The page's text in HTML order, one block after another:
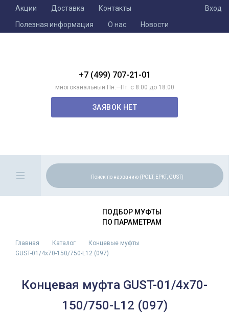
Акции Доставка
Контакты
Полезная информация
О нас Новости
Вход
+7 (499) 707-21-01
многоканальный Пн.—Пт. с 8:00 до 18:00
ЗАЯВОК НЕТ
ПОДБОР МУФТЫ
ПО ПАРАМЕТРАМ
Главная Каталог
Концевые муфты
GUST-01/4x70-150/750-L12 (097)
Концевая муфта GUST-01/4x70-
150/750-L12 (097)